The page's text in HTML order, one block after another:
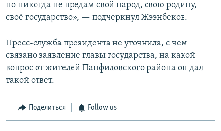
но никогда не предам свой народ, свою родину,
своё государство», — подчеркнул Жээнбеков.
Пресс-служба президента не уточнила, с чем
связано заявление главы государства, на какой
вопрос от жителей Панфиловского района он дал
такой ответ.
Поделиться Follow us